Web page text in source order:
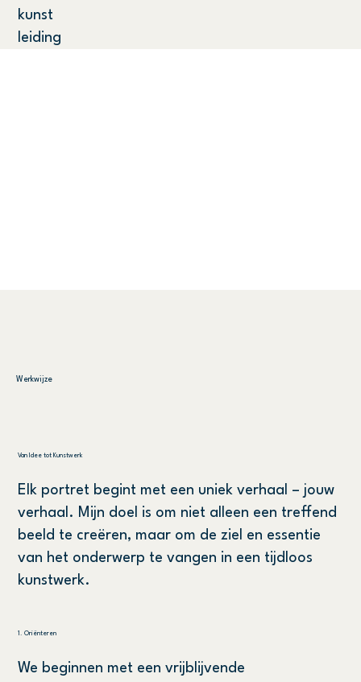
kunst
leiding
Werkwijze
Van Idee tot Kunstwerk
Elk portret begint met een uniek verhaal – jouw
verhaal. Mijn doel is om niet alleen een treffend
beeld te creëren, maar om de ziel en essentie
van het onderwerp te vangen in een tijdloos
kunstwerk.
1. Oriënteren
We beginnen met een vrijblijvende